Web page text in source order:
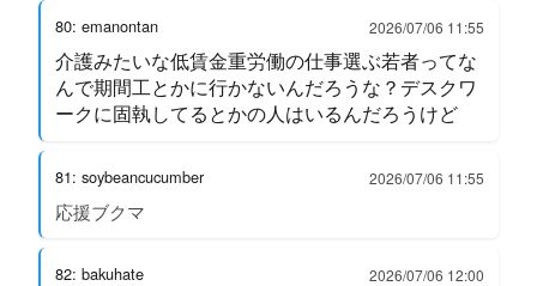
80: emanontan 2026/07/06 11:55
介護みたいな低賃金重労働の仕事選ぶ若者ってな
んで期間工とかに行かないんだろうな？デスクワ
ークに固執してるとかの人はいるんだろうけど
81: soybeancucumber 2026/07/06 11:55
応援ブクマ
82: bakuhate 2026/07/06 12:00